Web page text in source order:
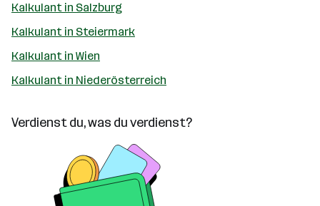
Kalkulant in Salzburg
Kalkulant in Steiermark
Kalkulant in Wien
Kalkulant in Niederösterreich
Verdienst du, was du verdienst?